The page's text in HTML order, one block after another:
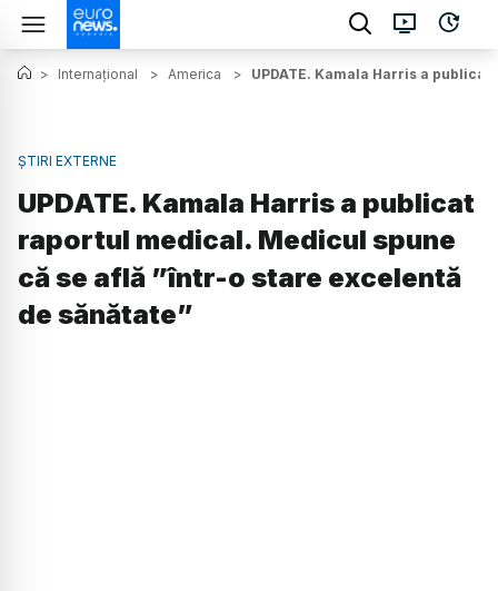
> Internațional > America > UPDATE. Kamala Harris a
ȘTIRI EXTERNE
UPDATE. Kamala Harris a publicat
raportul medical. Medicul spune
că se află ”într-o stare excelentă
de sănătate”